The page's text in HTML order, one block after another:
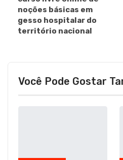
noções básicas em
gesso hospitalar do
território nacional
Você Pode Gostar